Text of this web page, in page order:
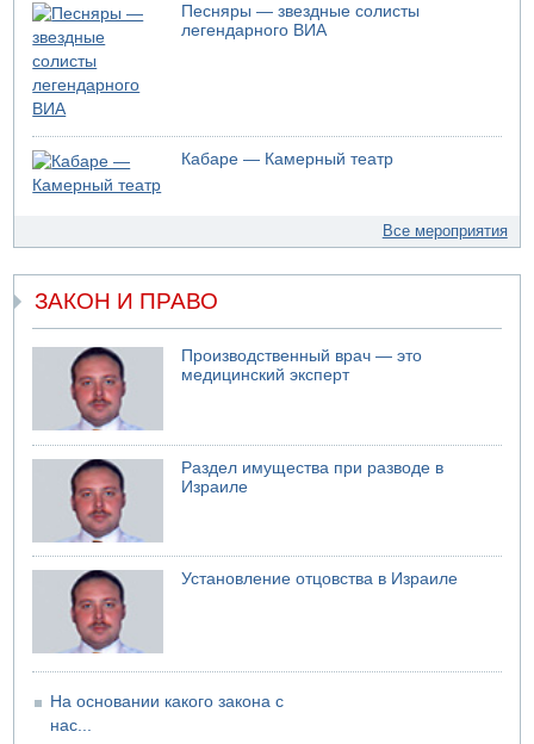
Песняры — звездные солисты
легендарного ВИА
Кабаре — Камерный театр
Все мероприятия
ЗАКОН И ПРАВО
Производственный врач — это
медицинский эксперт
Раздел имущества при разводе в
Израиле
Установление отцовства в Израиле
На основании какого закона с
нас...